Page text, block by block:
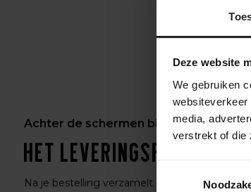
Deze website
We gebruiken
media,
verstrekt of die
Achter de schermen bij BikeSuperior
Het leveringsproces
Na je bestelling verzamelt ons magazijnteam